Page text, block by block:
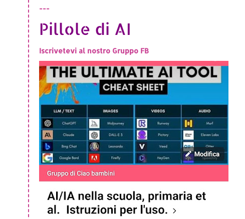
---
Pillole di AI
Iscrivetevi al nostro Gruppo FB